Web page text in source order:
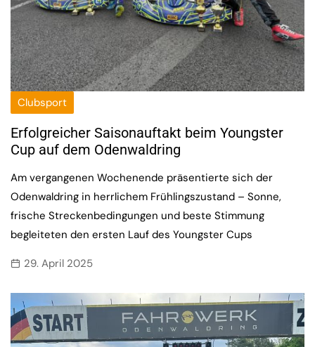
Clubsport
Erfolgreicher Saisonauftakt beim Youngster
Cup auf dem Odenwaldring
Am vergangenen Wochenende präsentierte sich der
Odenwaldring in herrlichem Frühlingszustand – Sonne,
frische Streckenbedingungen und beste Stimmung
begleiteten den ersten Lauf des Youngster Cups
29. April 2025